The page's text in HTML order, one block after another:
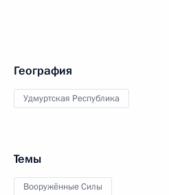
География
Удмуртская Республика
Темы
Вооружённые Силы